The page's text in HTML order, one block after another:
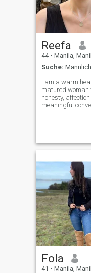
Reefa
44 • Manila,
Suche:
i am a warm
matured woman
honesty,
meaningful
romantic and
Fola
41 • Manila,